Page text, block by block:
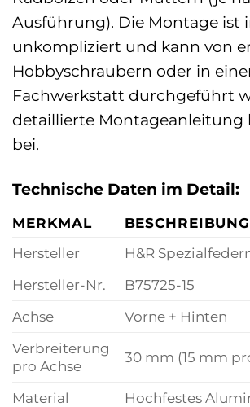
Ausführung). Die Montage ist
unkompliziert und kann von
Hobbyschraubern oder in
Fachwerkstatt durchgeführt
detaillierte Montageanleitung
bei.
Technische Daten im Detail:
MERKMAL
BESCHREIBUNG
Hersteller
H&R
Hersteller-Nr.
B75725-15
Achse
Vorne + Hinten
Verbreiterung
pro Achse
30 mm (15 mm
Material
Hochfestes